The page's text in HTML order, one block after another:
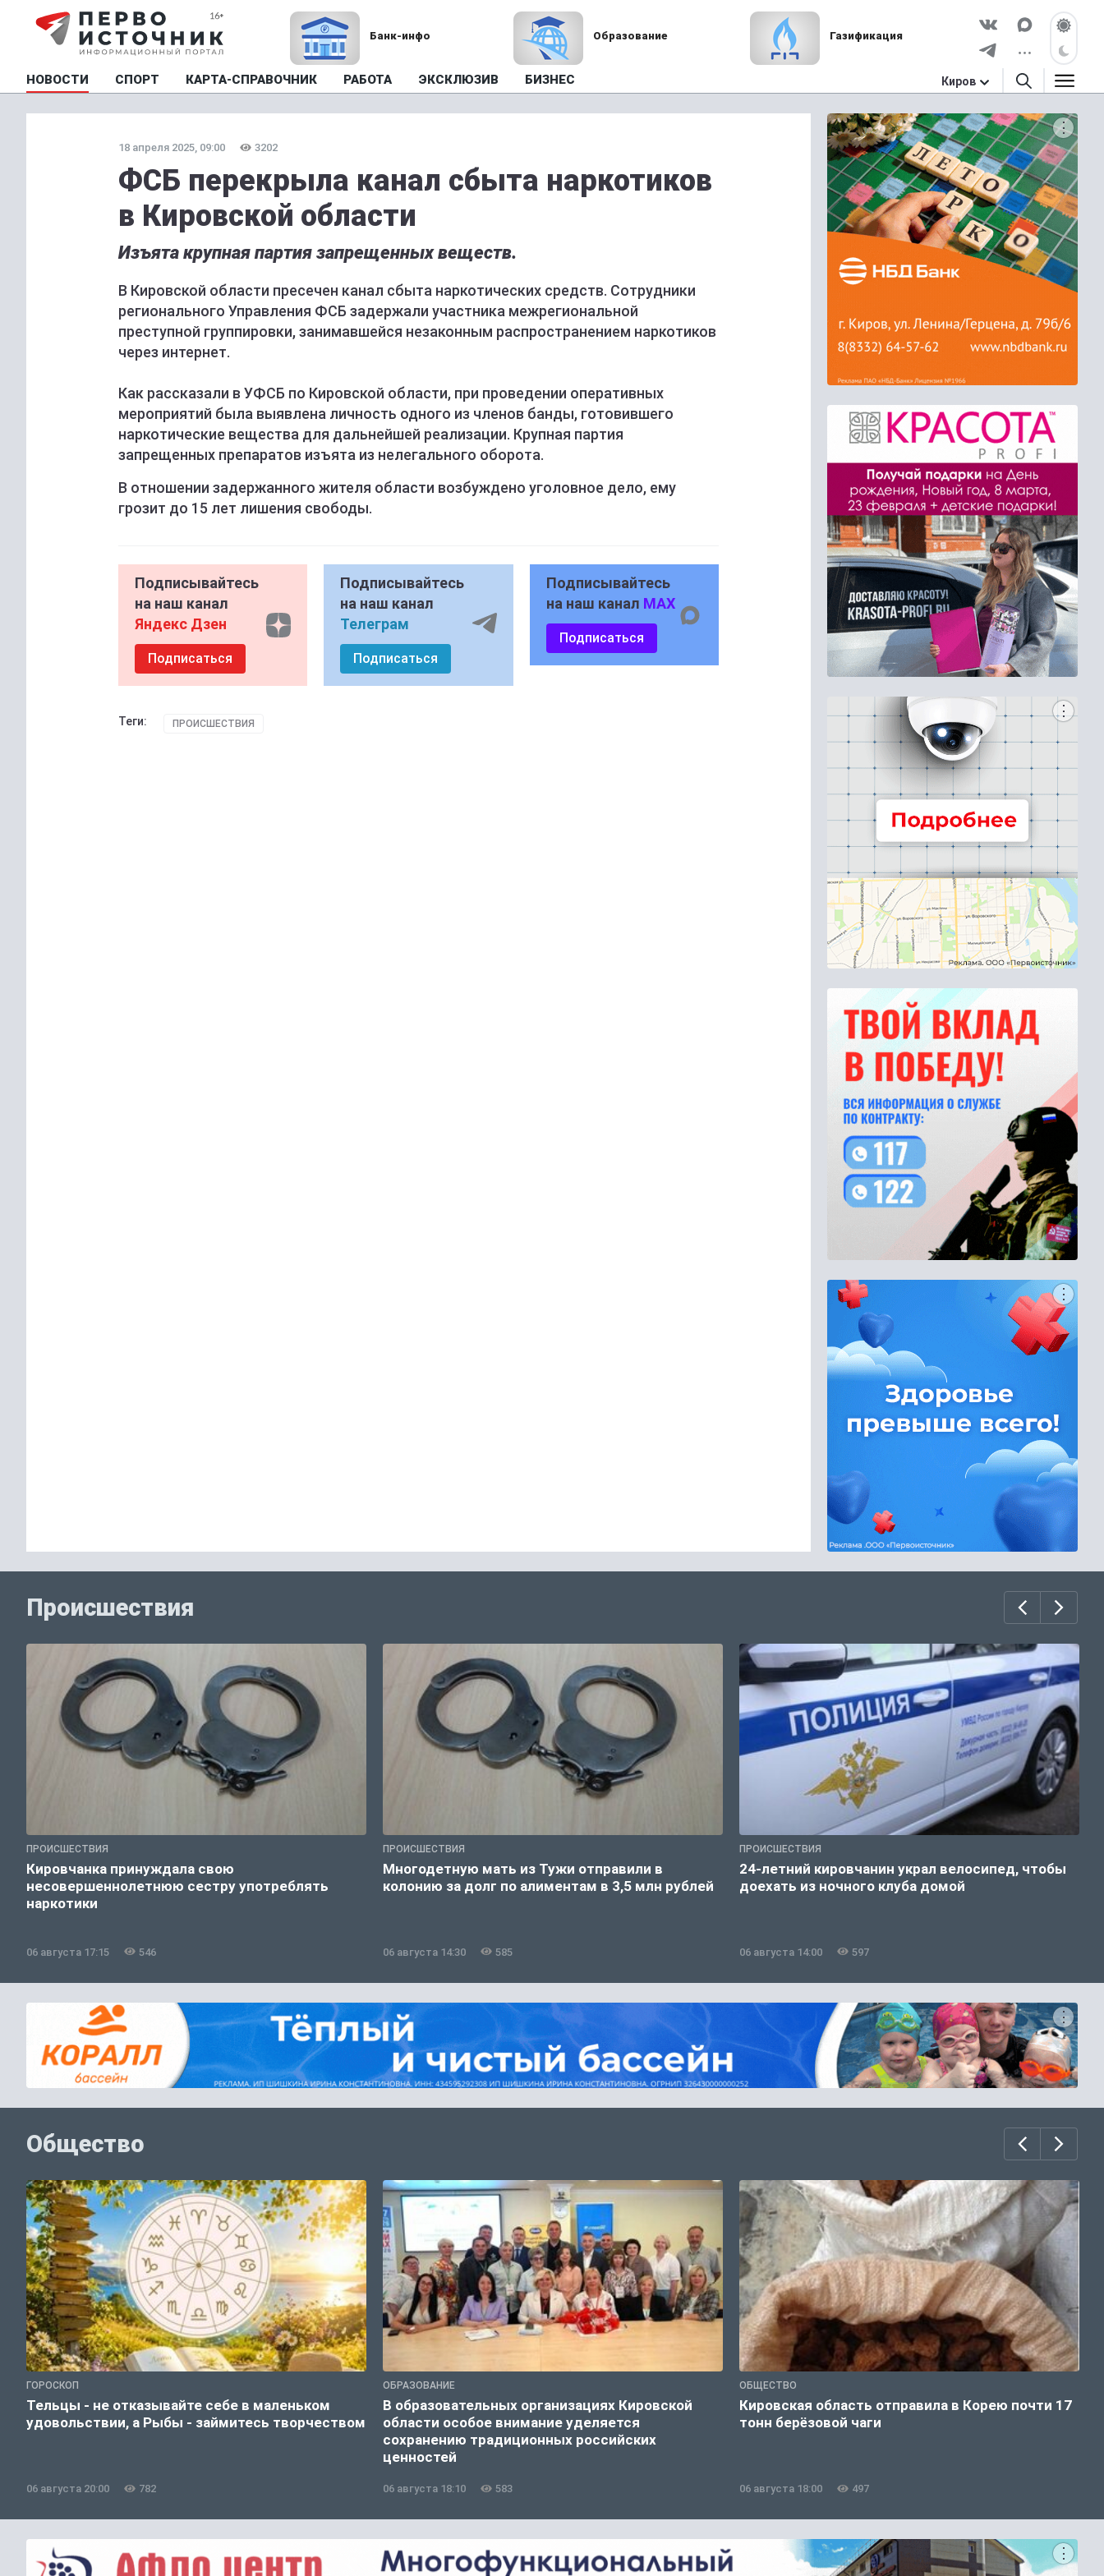
Банк-инфо Образование Газификация
НОВОСТИ СПОРТ КАРТА-СПРАВОЧНИК РАБОТА ЭКСКЛЮЗИВ БИЗНЕС Киров
18 апреля 2025, 09:00 3202
ФСБ перекрыла канал сбыта наркотиков
в Кировской области
Изъята крупная партия запрещенных веществ.
В Кировской области пресечен канал сбыта наркотических средств. Сотрудники
регионального Управления ФСБ задержали участника межрегиональной
преступной группировки, занимавшейся незаконным распространением наркотиков
через интернет.
Как рассказали в УФСБ по Кировской области, при проведении оперативных
мероприятий была выявлена личность одного из членов банды, готовившего
наркотические вещества для дальнейшей реализации. Крупная партия
запрещенных препаратов изъята из нелегального оборота.
В отношении задержанного жителя области возбуждено уголовное дело, ему
грозит до 15 лет лишения свободы.
Подписывайтесь
на наш канал
Яндекс Дзен
Подписаться
Подписывайтесь
на наш канал
Телеграм
Подписаться
Подписывайтесь
на наш канал MAX
Подписаться
Теги: ПРОИСШЕСТВИЯ
Происшествия
ПРОИСШЕСТВИЯ
Кировчанка принуждала свою
несовершеннолетнюю сестру употреблять
наркотики
06 августа 17:15 546
ПРОИСШЕСТВИЯ
Многодетную мать из Тужи отправили в
колонию за долг по алиментам в 3,5 млн рублей
06 августа 14:30 585
ПРОИСШЕСТВИЯ
24-летний кировчанин украл велосипед, чтобы
доехать из ночного клуба домой
06 августа 14:00 597
Общество
ГОРОСКОП
Тельцы - не отказывайте себе в маленьком
удовольствии, а Рыбы - займитесь творчеством
06 августа 20:00 782
ОБРАЗОВАНИЕ
В образовательных организациях Кировской
области особое внимание уделяется
сохранению традиционных российских
ценностей
06 августа 18:10 583
ОБЩЕСТВО
Кировская область отправила в Корею почти 17
тонн берёзовой чаги
06 августа 18:00 497